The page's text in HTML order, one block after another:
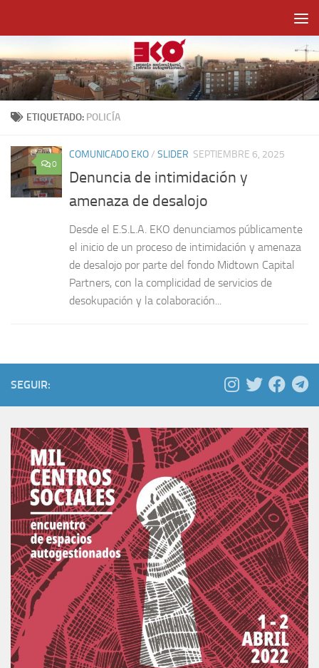
ETIQUETADO: POLICÍA
0
COMUNICADO EKO/ SLIDER SEPTIEMBRE 6, 2025
Denuncia de intimidación y
amenaza de desalojo
Desde el E.S.L.A. EKO denunciamos públicamente
el inicio de un proceso de intimidación y amenaza
de desalojo por parte del fondo Midtown Capital
Partners, con la complicidad de servicios de
desokupación y la colaboración...
SEGUIR: